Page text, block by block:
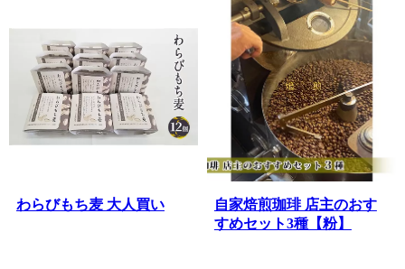
わらびもち麦 大人買い
自家焙煎珈琲 店主のおす
すめセット3種【粉】